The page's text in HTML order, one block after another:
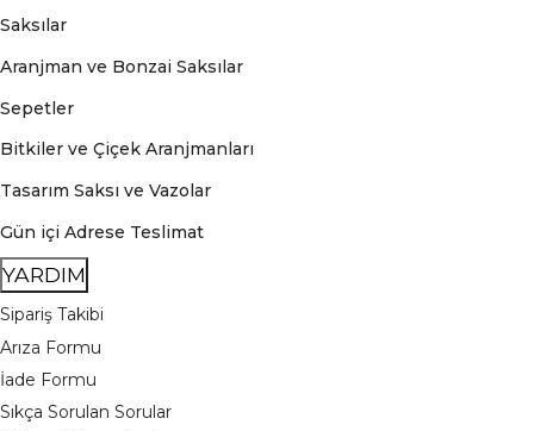
Saksılar
Aranjman ve Bonzai Saksılar
Sepetler
Bitkiler ve Çiçek Aranjmanları
Tasarım Saksı ve Vazolar
Gün içi Adrese Teslimat
YARDIM
Sipariş Takibi
Arıza Formu
İade Formu
Sıkça Sorulan Sorular